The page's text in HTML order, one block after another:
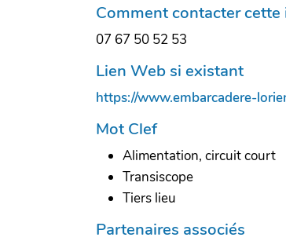
Comment contacter cette
07 67 50 52 53
Lien Web si existant
https://www.embarcadere-
Mot Clef
Alimentation, circuit court
Transiscope
Tiers lieu
Partenaires associés